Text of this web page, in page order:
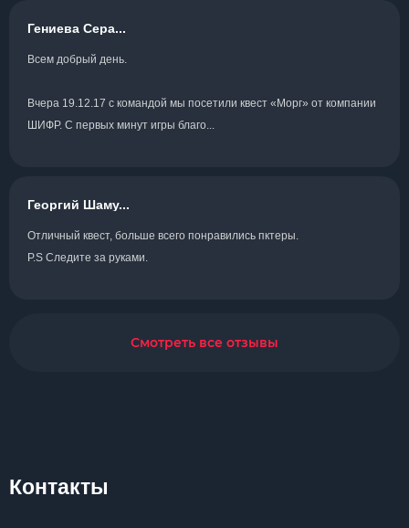
Гениева Сера...
Всем добрый день.
Вчера 19.12.17 с командой мы посетили квест «Морг» от компании
ШИФР. С первых минут игры благо...
Георгий Шаму...
Отличный квест, больше всего понравились пктеры.
P.S Следите за руками.
Смотреть все отзывы
Контакты